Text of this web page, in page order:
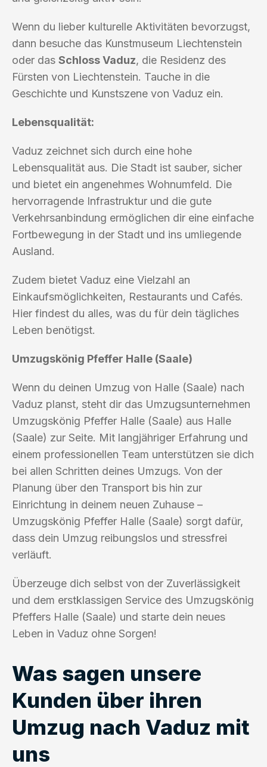
Wenn du lieber kulturelle Aktivitäten bevorzugst,
dann besuche das Kunstmuseum Liechtenstein
oder das Schloss Vaduz, die Residenz des
Fürsten von Liechtenstein. Tauche in die
Geschichte und Kunstszene von Vaduz ein.
Lebensqualität:
Vaduz zeichnet sich durch eine hohe
Lebensqualität aus. Die Stadt ist sauber, sicher
und bietet ein angenehmes Wohnumfeld. Die
hervorragende Infrastruktur und die gute
Verkehrsanbindung ermöglichen dir eine einfache
Fortbewegung in der Stadt und ins umliegende
Ausland.
Zudem bietet Vaduz eine Vielzahl an
Einkaufsmöglichkeiten, Restaurants und Cafés.
Hier findest du alles, was du für dein tägliches
Leben benötigst.
Umzugskönig Pfeffer Halle (Saale)
Wenn du deinen Umzug von Halle (Saale) nach
Vaduz planst, steht dir das Umzugsunternehmen
Umzugskönig Pfeffer Halle (Saale) aus Halle
(Saale) zur Seite. Mit langjähriger Erfahrung und
einem professionellen Team unterstützen sie dich
bei allen Schritten deines Umzugs. Von der
Planung über den Transport bis hin zur
Einrichtung in deinem neuen Zuhause –
Umzugskönig Pfeffer Halle (Saale) sorgt dafür,
dass dein Umzug reibungslos und stressfrei
verläuft.
Überzeuge dich selbst von der Zuverlässigkeit
und dem erstklassigen Service des Umzugskönig
Pfeffers Halle (Saale) und starte dein neues
Leben in Vaduz ohne Sorgen!
Was sagen unsere
Kunden über ihren
Umzug nach Vaduz mit
uns